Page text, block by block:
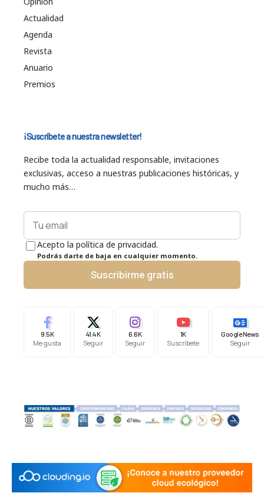
Actualidad
Agenda
Revista
Anuario
Premios
¡Suscríbete a nuestra newsletter!
Recibe toda la actualidad responsable, invitaciones
exclusivas, acceso a nuestras publicaciones históricas, y
mucho más…
Acepto la política de privacidad.
Podrás darte de baja en cualquier momento.
Suscribirme gratis
9.5K
Me gusta
41.4K
Seguir
6.6K
Seguir
1K
Suscríbete
Google News
Seguir